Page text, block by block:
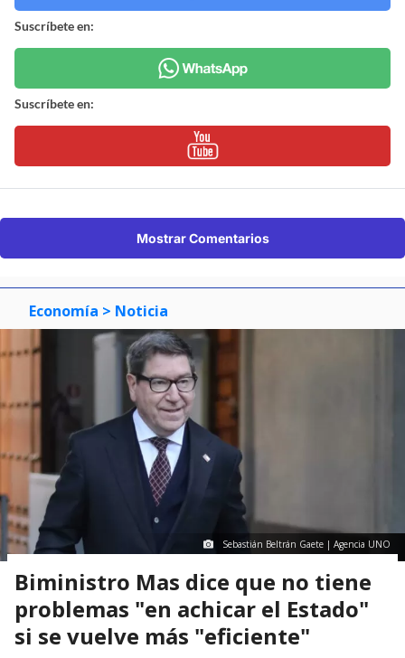
Suscríbete en:
Suscríbete en:
Mostrar Comentarios
Economía > Noticia
Sebastián Beltrán Gaete | Agencia UNO
Biministro Mas dice que no tiene
problemas "en achicar el Estado"
si se vuelve más "eficiente"